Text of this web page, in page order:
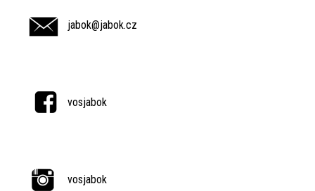
jabok@jabok.cz
vosjabok
vosjabok